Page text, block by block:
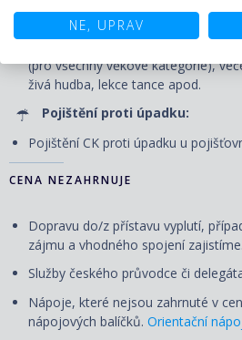
plážových osušek, účast na všech
(pro všechny věkové kategorie),
živá hudba, lekce tance apod.
Pojištění proti úpadku:
Pojištění CK proti úpadku u
CENA NEZAHRNUJE
Dopravu do/z přístavu vyplutí,
zájmu a vhodného spojení zajistíme.
Služby českého průvodce či
Nápoje, které nejsou zahrnuté v
nápojových balíčků. Orientační
NE, UPRAV